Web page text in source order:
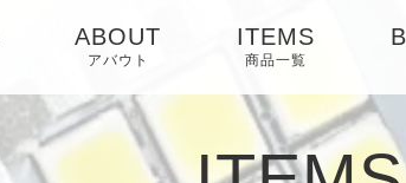
ABOUT
アバウト
ITEMS
商品一覧